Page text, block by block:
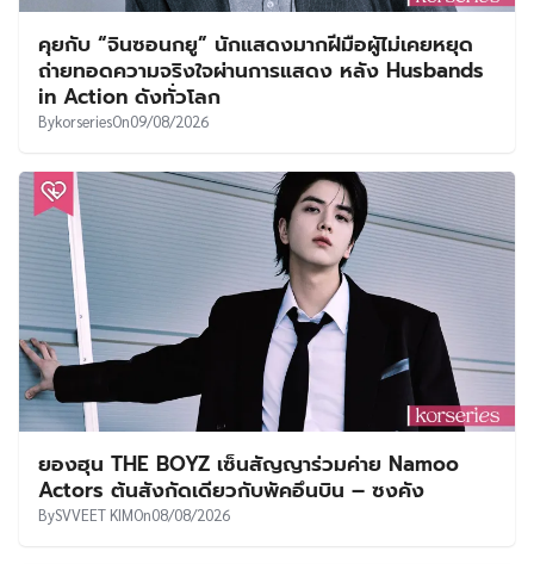
คุยกับ “จินซอนกยู” นักแสดงมากฝีมือผู้ไม่เคยหยุด
ถ่ายทอดความจริงใจผ่านการแสดง หลัง Husbands
in Action ดังทั่วโลก
BykorseriesOn09/08/2026
ยองฮุน THE BOYZ เซ็นสัญญาร่วมค่าย Namoo
Actors ต้นสังกัดเดียวกับพัคอึนบิน – ซงคัง
BySVVEET KIMOn08/08/2026